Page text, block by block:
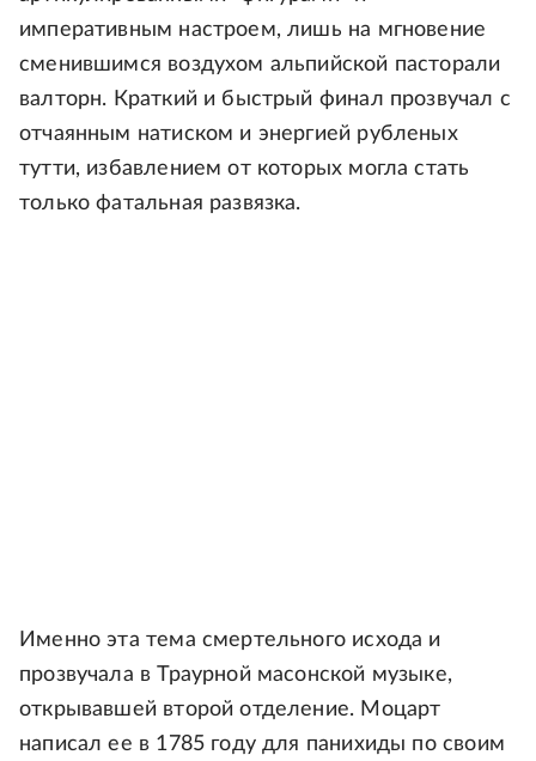
императивным настроем, лишь на мгновение
сменившимся воздухом альпийской пасторали
валторн. Краткий и быстрый финал прозвучал с
отчаянным натиском и энергией рубленых
тутти, избавлением от которых могла стать
только фатальная развязка.
Именно эта тема смертельного исхода и
прозвучала в Траурной масонской музыке,
открывавшей второй отделение. Моцарт
написал ее в 1785 году для панихиды по своим